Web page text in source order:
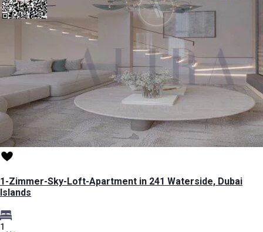
1-Zimmer-Sky-Loft-Apartment in 241 Waterside, Dubai
Islands
1